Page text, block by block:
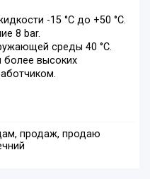
-15 °С до +50 °С.
8 bar.
среды 40 °С.
более высоких
продаж, продаю